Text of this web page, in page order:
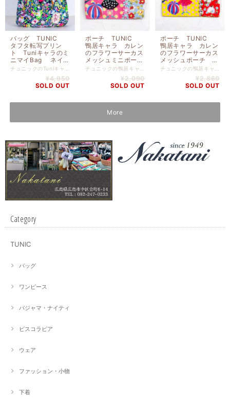
バッグ TUNIC
タフタ転写プリン
ト Tuniキャラのミ
ニマイBag ネイ
ビー 17452-C
チュニックのTuniキャラのミニマイBag ネイビー です。 ポリエステル 高さ２７ｃｍ‐幅３９.５ｃｍ‐マチ８ｃｍ
¥4,950
SOLD OUT
ポーチ TUNIC
鴨居キャラ カレン
のフラワーサーカス
メッシュミニポー
チ 19289-A
チュニックの鴨居キャラ カレンのフラワーサーカスメッシュミニポーチ です。 前面プリント ポリエステル 前面花柄 綿（裏タフタボンディング加工） 前面裏地 綿 後面メッシュ ナイロン 高さ８ｃｍ‐幅１１ｃｍ
¥2,090
SOLD OUT
ポーチ TUNIC
鴨居キャラ カレン
のフラワーサーカス
メッシュポーチ
19288-A
チュニックの鴨居キャラ カレンのフラワーサーカスメッシュポーチ です。 前面プリント ポリエステル 前面花柄 綿（裏タフタボンディング加工） 前面裏地 綿 後面メッシュ ポリエステル 高さ１２ｃｍ-幅１８ｃｍ
¥2,860
SOLD OUT
More
Category
TUNIC
バッグ
ワンピース
パジャマ・ナイティ
ビスコラピア
ウェア
ファッション・小物
下着